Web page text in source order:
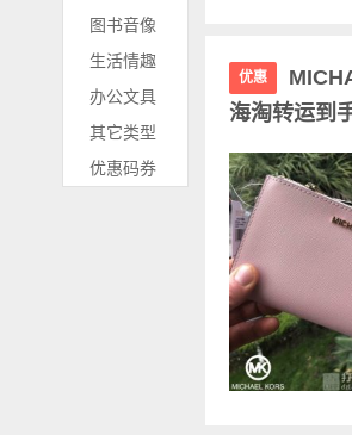
图书音像
生活情趣
办公文具
其它类型
优惠码券
优惠
海淘转运到